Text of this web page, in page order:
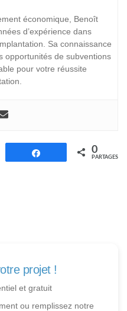
économique, Benoît
d’expérience dans
Sa connaissance
opportunités de subventions
pour votre réussite
Partagez 0
PARTAGES
projet !
et gratuit
ou remplissez notre